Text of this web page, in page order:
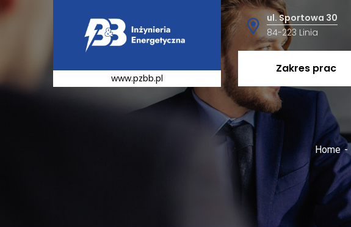
www.pzbb.pl
ul. Sportowa 30
84-223 Linia
Zakres prac
Home